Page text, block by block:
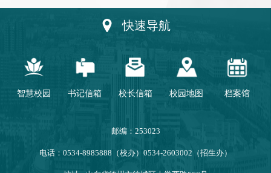
快速导航
智慧校园 书记信箱 校长信箱 校园地图 档案馆
邮编：253023
电话：0534-8985888（校办）0534-2603002（招生办）